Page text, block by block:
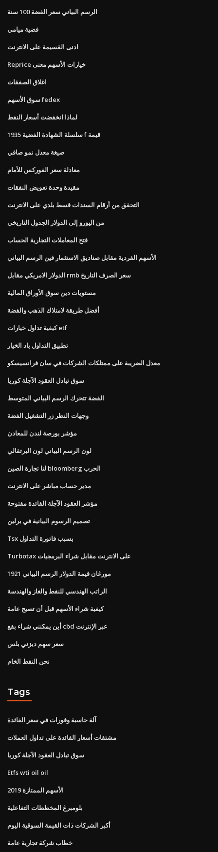
الرسم البياني سعر الفضة 100 سنة
فضية ميامي
ادنى القسيمة على الانترنت
Reprice خيارات الأسهم معنى
اغلاق الصفقات
سوق الأسهم fedex
لماذا انخفضت أسعار النفط
سلسلة الشهادة الفضية 1935 f قيمة
صيغة معدل نمو صافي
معادلة سعر الفوركس للأمام
مقيدة وحدة تعويض النفقات
التحقق من أرقام السندات قسط بلدي على الانترنت
من اليورو إلى الدولار الجدول التاريخي
فتح المعاملات التجارية الحساب
الأسهم الفردية مقابل صناديق الاستثمار فين الرسم البياني
الدولار الامريكي مقابل rmb سعر الصرف التاريخ
مستويات دين سوق الأوراق المالية
أفضل طريقة لامتلاك الذهب والفضة
كيفية تداول خيارات etf
تطبيق التداول باد الخيار
معدل الضريبة على ممتلكات الشركات في سان فرانسيسكو
سوق تبادل العقود الآجلة كوريا
الفضة تتحرك الرسم البياني المتوسط
وجهات النظر زر التشغيل الفضة
مؤشر بورصة لندن للمعادن
لون الرسم البياني لون البرتقالي
لنا تجارة الصين bloomberg الحرب
مدير حساب مباشر على الانترنت
مؤشر العقود الآجلة الفائدة مفتوحة
تصميم الرسوم البيانية في برلين
Tsx بسبب فاتورة التداول
Turbotax على الانترنت مقابل شراء البرمجيات
1921 مورغان قيمة الدولار الرسم البياني
الراتب الهندسي للنفط والغاز والهندسة
كيفية شراء الأسهم قبل أن تصبح عامة
أين يمكنني شراء بقع cbd عبر الإنترنت
سعر سهم ديزني بلس
نحن النفط الخام
Tags
آلة حاسبة وفورات في سعر الفائدة
مشتقات أسعار الفائدة على تداول العملات
سوق تبادل العقود الآجلة كوريا
Etfs wti oil oil
الأسهم الممتازة 2019
بلومبرغ المخططات التفاعلية
أكبر الشركات ذات القيمة السوقية اليوم
خطاب شركة تجارية عامة